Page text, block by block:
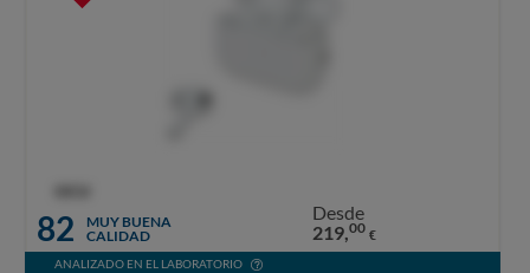
82
MUY BUENA
CALIDAD
Desde
219,00 €
ANALIZADO EN EL LABORATORIO